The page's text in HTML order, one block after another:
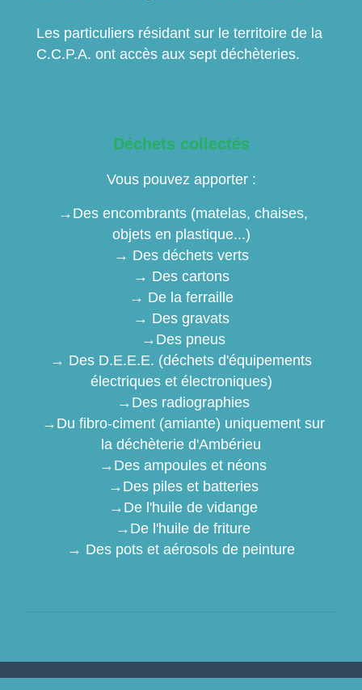
Les particuliers résidant sur le territoire de la
C.C.P.A. ont accès aux sept déchèteries.
Déchets collectés
Vous pouvez apporter :
→Des encombrants (matelas, chaises,
objets en plastique...)
→ Des déchets verts
→ Des cartons
→ De la ferraille
→ Des gravats
→Des pneus
→ Des D.E.E.E. (déchets d'équipements
électriques et électroniques)
→Des radiographies
→Du fibro-ciment (amiante) uniquement sur
la déchèterie d'Ambérieu
→Des ampoules et néons
→Des piles et batteries
→De l'huile de vidange
→De l'huile de friture
→ Des pots et aérosols de peinture